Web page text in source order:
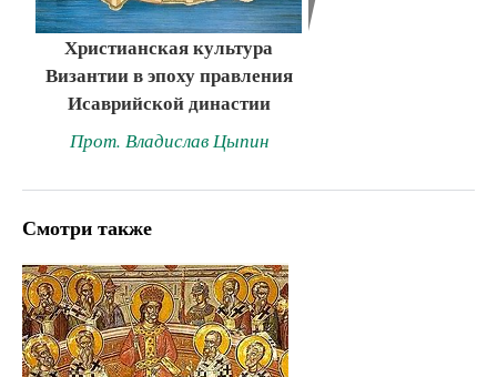
Христианская культура
Византии в эпоху правления
Исаврийской династии
Прот. Владислав Цыпин
Смотри также